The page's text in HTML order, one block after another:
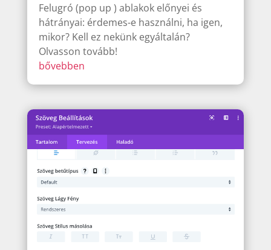
Felugró (pop up ) ablakok előnyei és
hátrányai: érdemes-e használni, ha igen,
mikor? Kell ez nekünk egyáltalán?
Olvasson tovább!
bővebben